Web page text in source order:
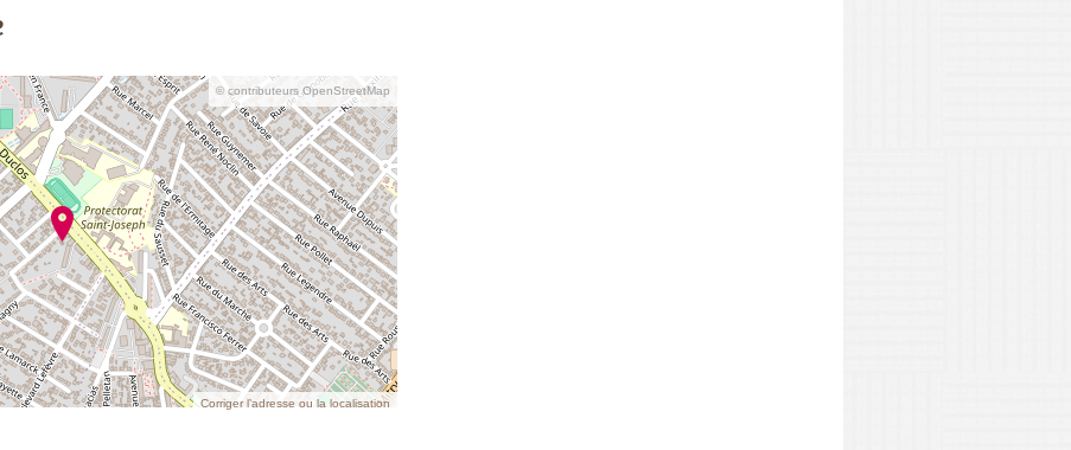
© contributeurs OpenStreetMap
Corriger l’adresse ou la localisation